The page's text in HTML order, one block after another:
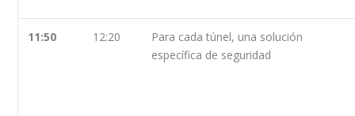
11:50 12:20
Para cada túnel, una solución
específica de seguridad